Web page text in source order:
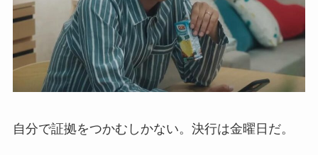
自分で証拠をつかむしかない。決行は金曜日だ。